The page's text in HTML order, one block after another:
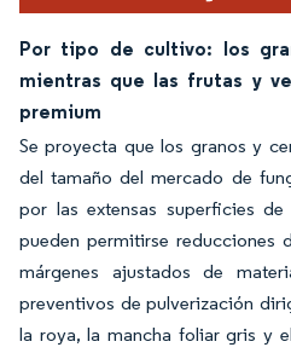
Por tipo de cultivo: los
mientras que las frutas y
premium
Se proyecta que los granos y
del tamaño del mercado de
por las extensas superficies
pueden permitirse reducciones
márgenes ajustados de
preventivos de pulverización
la roya, la mancha foliar gris y